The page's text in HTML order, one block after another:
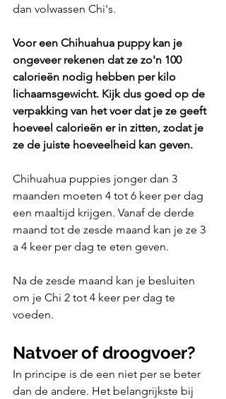
dan volwassen Chi's.
Voor een Chihuahua puppy kan je
ongeveer rekenen dat ze zo'n 100
calorieën nodig hebben per kilo
lichaamsgewicht. Kijk dus goed op de
verpakking van het voer dat je ze geeft
hoeveel calorieën er in zitten, zodat je
ze de juiste hoeveelheid kan geven.
Chihuahua puppies jonger dan 3
maanden moeten 4 tot 6 keer per dag
een maaltijd krijgen. Vanaf de derde
maand tot de zesde maand kan je ze 3
a 4 keer per dag te eten geven.
Na de zesde maand kan je besluiten
om je Chi 2 tot 4 keer per dag te
voeden.
Natvoer of droogvoer?
In principe is de een niet per se beter
dan de andere. Het belangrijkste bij